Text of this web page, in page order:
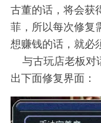
古董的话，将会获
菲，所以每次修复
想赚钱的话，就必
与古玩店老板对
出下面修复界面：